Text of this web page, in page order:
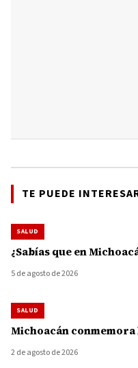
TE PUEDE
SALUD
¿Sabías que en
5 de agosto de 2026
SALUD
Michoacán conmemora
2 de agosto de 2026